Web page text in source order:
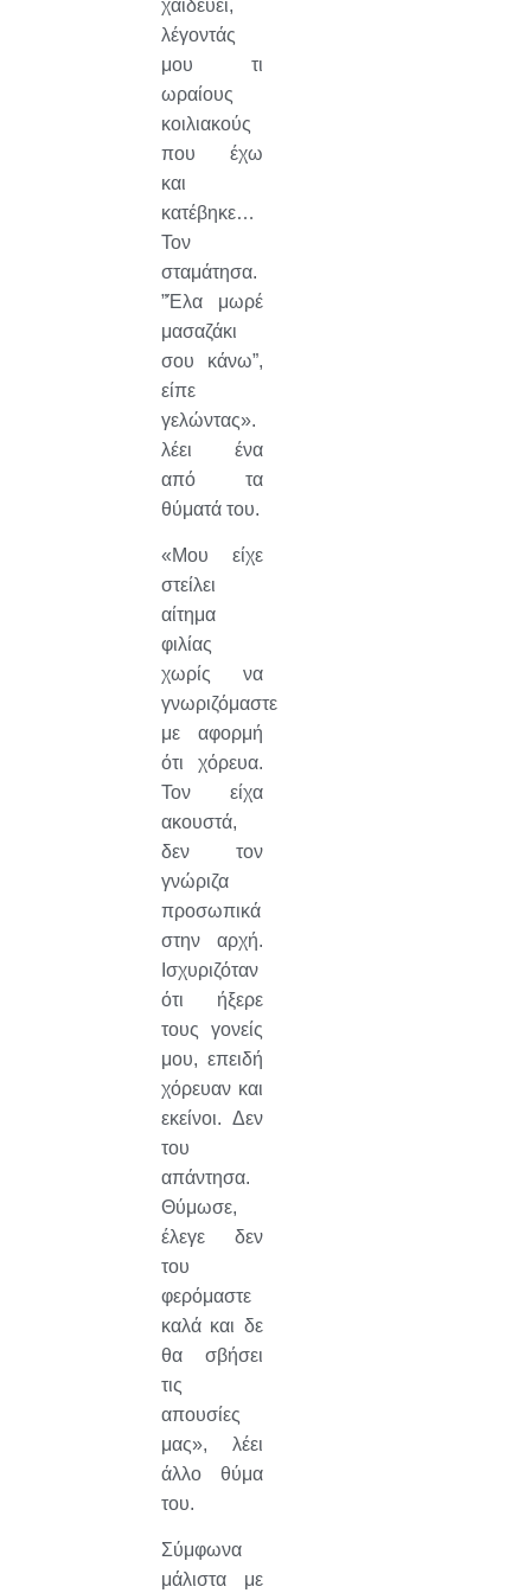
χαϊδεύει,
λέγοντάς
μου τι
ωραίους
κοιλιακούς
που έχω
και
κατέβηκε…
Τον
σταμάτησα.
”Έλα μωρέ
μασαζάκι
σου κάνω”,
είπε
γελώντας».
λέει ένα
από τα
θύματά του.
«Μου είχε
στείλει
αίτημα
φιλίας
χωρίς να
γνωριζόμαστε
με αφορμή
ότι χόρευα.
Τον είχα
ακουστά,
δεν τον
γνώριζα
προσωπικά
στην αρχή.
Ισχυριζόταν
ότι ήξερε
τους γονείς
μου, επειδή
χόρευαν και
εκείνοι. Δεν
του
απάντησα.
Θύμωσε,
έλεγε δεν
του
φερόμαστε
καλά και δε
θα σβήσει
τις
απουσίες
μας», λέει
άλλο θύμα
του.
Σύμφωνα
μάλιστα με